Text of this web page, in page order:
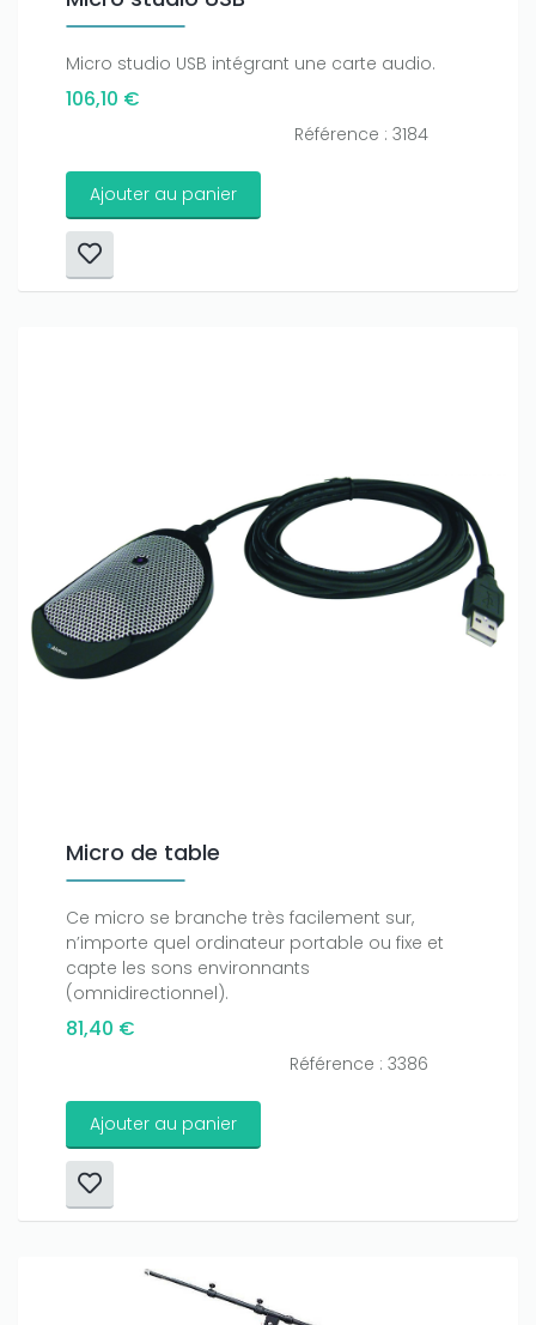
Micro studio USB intégrant une carte audio.
106,10 €
Référence : 3184
Ajouter au panier
Micro de table
Ce micro se branche très facilement sur,
n’importe quel ordinateur portable ou fixe et
capte les sons environnants
(omnidirectionnel).
81,40 €
Référence : 3386
Ajouter au panier